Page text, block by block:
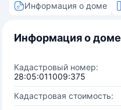
Информация о доме
Информация о доме
Кадастровый номер:
28:05:011009:375
Кадастровая стоимость: